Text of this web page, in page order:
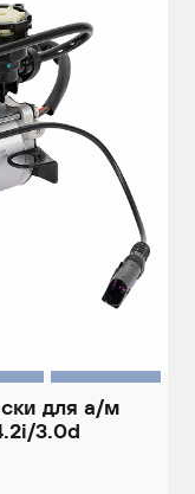
для а/м
3.0d